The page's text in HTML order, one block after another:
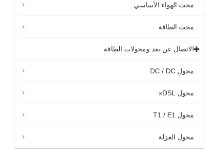
محث الهواء الأساسي
محث الطاقة
الاتصال عن بعد ومحولات الطاقة
محول DC / DC
محول xDSL
محول T1 / E1
محول العزلة